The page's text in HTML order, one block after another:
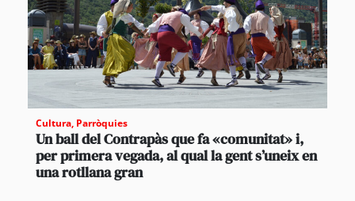
Cultura, Parròquies
Un ball del Contrapàs que fa «comunitat» i,
per primera vegada, al qual la gent s’uneix en
una rotllana gran